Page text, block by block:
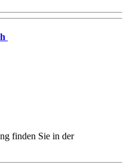
finden Sie in der